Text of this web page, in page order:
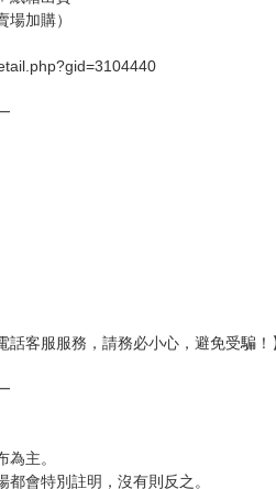
Ｅ破壞袋（快遞袋）
＋ＰＥ破壞袋（快遞袋）
箱出貨
加購）